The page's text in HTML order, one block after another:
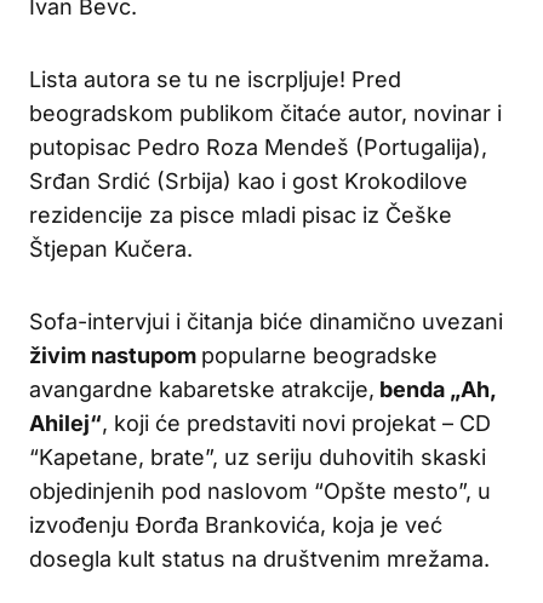
Ivan Bevc.
Lista autora se tu ne iscrpljuje! Pred
beogradskom publikom čitaće autor, novinar i
putopisac Pedro Roza Mendeš (Portugalija),
Srđan Srdić (Srbija) kao i gost Krokodilove
rezidencije za pisce mladi pisac iz Češke
Štjepan Kučera.
Sofa-intervjui i čitanja biće dinamično uvezani
živim nastupom popularne beogradske
avangardne kabaretske atrakcije, benda „Ah,
Ahilej“, koji će predstaviti novi projekat – CD
“Kapetane, brate”, uz seriju duhovitih skaski
objedinjenih pod naslovom “Opšte mesto”, u
izvođenju Đorđa Brankovića, koja je već
dosegla kult status na društvenim mrežama.